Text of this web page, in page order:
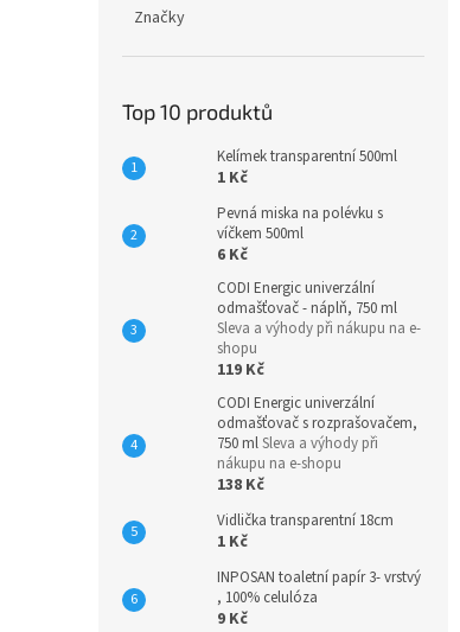
Značky
Top 10 produktů
Kelímek transparentní 500ml
1 Kč
Pevná miska na polévku s
víčkem 500ml
6 Kč
CODI Energic univerzální
odmašťovač - náplň, 750 ml
Sleva a výhody při nákupu na e-
shopu
119 Kč
CODI Energic univerzální
odmašťovač s rozprašovačem,
750 mlSleva a výhody při
nákupu na e-shopu
138 Kč
Vidlička transparentní 18cm
1 Kč
INPOSAN toaletní papír 3- vrstvý
, 100% celulóza
9 Kč